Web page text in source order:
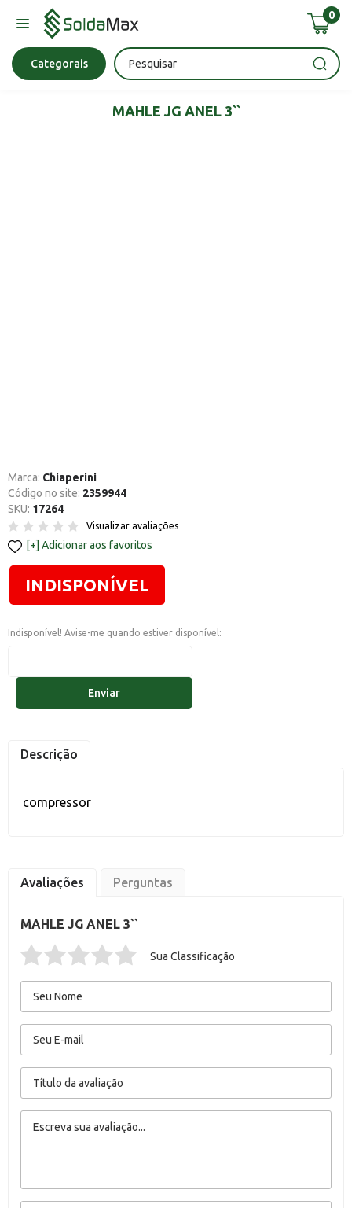
0
Categorais
Bateria Chave Impacto Esmerilhadeira
MAHLE JG ANEL 3``
Marca: Chiaperini
Código no site: 2359944
SKU: 17264
Visualizar avaliações
Adicionar aos favoritos
INDISPONÍVEL
Indisponível! Avise-me quando estiver disponível:
Enviar
Descrição
compressor
Avaliações Perguntas
MAHLE JG ANEL 3``
Sua Classificação